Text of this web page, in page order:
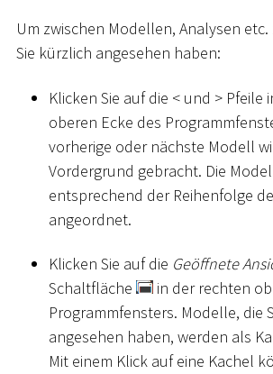
Um zwischen Modellen, Analysen etc.
Sie kürzlich angesehen haben:
Klicken Sie auf die < und > Pfeile
oberen Ecke des
vorherige oder nächste Modell
Vordergrund gebracht. Die
entsprechend der Reihenfolge
angeordnet.
Klicken Sie auf die Geöffnete
Schaltfläche
in der rechten
Programmfensters. Modelle, die
angesehen haben, werden als
Mit einem Klick auf eine Kachel